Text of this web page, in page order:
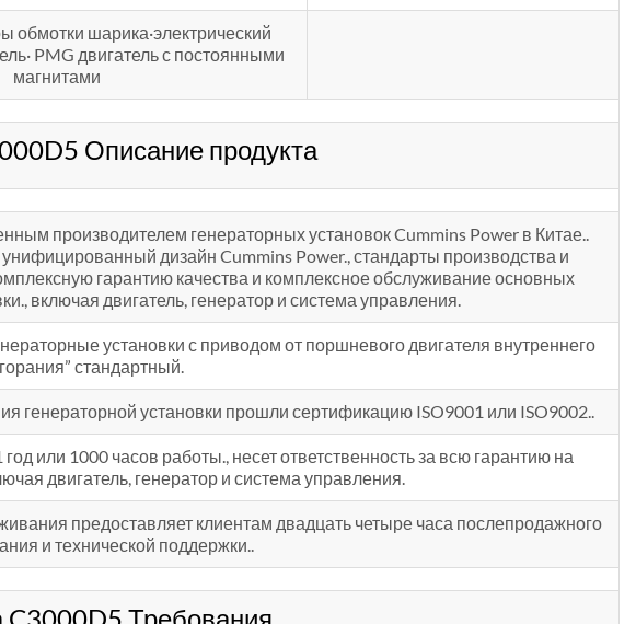
обмотки шарика·электрический
PMG двигатель с постоянными
магнитами
Описание продукта
производителем генераторных установок Cummins Power в Китае..
дизайн Cummins Power., стандарты производства и
гарантию качества и комплексное обслуживание основных
включая двигатель, генератор и система управления.
установки с приводом от поршневого двигателя внутреннего
стандартный.
генераторной установки прошли сертификацию ISO9001 или ISO9002..
или 1000 часов работы., несет ответственность за всю гарантию на
двигатель, генератор и система управления.
предоставляет клиентам двадцать четыре часа послепродажного
и технической поддержки..